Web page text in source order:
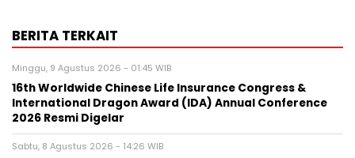
BERITA TERKAIT
Minggu, 9 Agustus 2026 - 01:45 WIB
16th Worldwide Chinese Life Insurance Congress &
International Dragon Award (IDA) Annual Conference
2026 Resmi Digelar
Sabtu, 8 Agustus 2026 - 14:26 WIB